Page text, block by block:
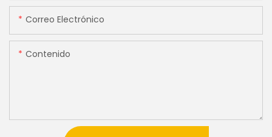
Correo Electrónico
Contenido